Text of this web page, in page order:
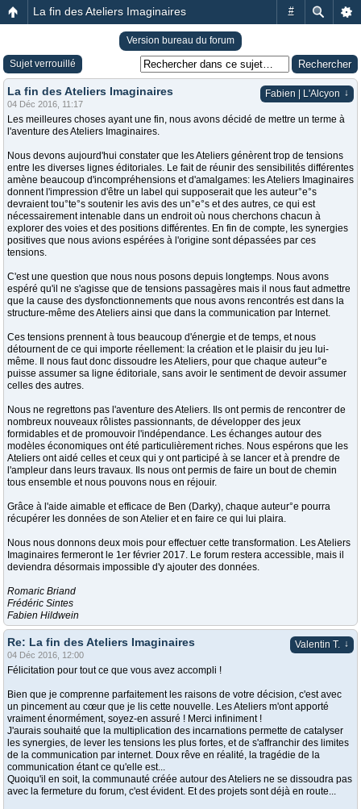
#
La fin des Ateliers Imaginaires
Version bureau du forum
Sujet verrouillé
Fabien | L'Alcyon ↓
La fin des Ateliers Imaginaires
04 Déc 2016, 11:17
Les meilleures choses ayant une fin, nous avons décidé de mettre un terme à
l'aventure des Ateliers Imaginaires.
Nous devons aujourd'hui constater que les Ateliers génèrent trop de tensions
entre les diverses lignes éditoriales. Le fait de réunir des sensibilités différentes
amène beaucoup d'incompréhensions et d'amalgames: les Ateliers Imaginaires
donnent l'impression d'être un label qui supposerait que les auteur°e°s
devraient tou°te°s soutenir les avis des un°e°s et des autres, ce qui est
nécessairement intenable dans un endroit où nous cherchons chacun à
explorer des voies et des positions différentes. En fin de compte, les synergies
positives que nous avions espérées à l'origine sont dépassées par ces
tensions.
C'est une question que nous nous posons depuis longtemps. Nous avons
espéré qu'il ne s'agisse que de tensions passagères mais il nous faut admettre
que la cause des dysfonctionnements que nous avons rencontrés est dans la
structure-même des Ateliers ainsi que dans la communication par Internet.
Ces tensions prennent à tous beaucoup d'énergie et de temps, et nous
détournent de ce qui importe réellement: la création et le plaisir du jeu lui-
même. Il nous faut donc dissoudre les Ateliers, pour que chaque auteur°e
puisse assumer sa ligne éditoriale, sans avoir le sentiment de devoir assumer
celles des autres.
Nous ne regrettons pas l'aventure des Ateliers. Ils ont permis de rencontrer de
nombreux nouveaux rôlistes passionnants, de développer des jeux
formidables et de promouvoir l'indépendance. Les échanges autour des
modèles économiques ont été particulièrement riches. Nous espérons que les
Ateliers ont aidé celles et ceux qui y ont participé à se lancer et à prendre de
l'ampleur dans leurs travaux. Ils nous ont permis de faire un bout de chemin
tous ensemble et nous pouvons nous en réjouir.
Grâce à l'aide aimable et efficace de Ben (Darky), chaque auteur°e pourra
récupérer les données de son Atelier et en faire ce qui lui plaira.
Nous nous donnons deux mois pour effectuer cette transformation. Les Ateliers
Imaginaires fermeront le 1er février 2017. Le forum restera accessible, mais il
deviendra désormais impossible d'y ajouter des données.
Romaric Briand
Frédéric Sintes
Fabien Hildwein
Valentin T. ↓
Re: La fin des Ateliers Imaginaires
04 Déc 2016, 12:00
Félicitation pour tout ce que vous avez accompli !
Bien que je comprenne parfaitement les raisons de votre décision, c'est avec
un pincement au cœur que je lis cette nouvelle. Les Ateliers m'ont apporté
vraiment énormément, soyez-en assuré ! Merci infiniment !
J'aurais souhaité que la multiplication des incarnations permette de catalyser
les synergies, de lever les tensions les plus fortes, et de s'affranchir des limites
de la communication par internet. Doux rêve en réalité, la tragédie de la
communication étant ce qu'elle est...
Quoiqu'il en soit, la communauté créée autour des Ateliers ne se dissoudra pas
avec la fermeture du forum, c'est évident. Et des projets sont déjà en route...